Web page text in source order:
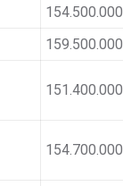
154.500.000
159.500.000
151.400.000
154.700.000